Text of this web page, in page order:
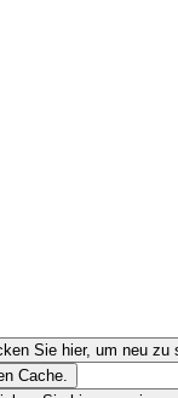
Sie hier, um neu zu
Cache.